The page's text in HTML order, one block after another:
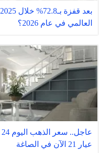
العالمي في عام 2026؟
عيار 21 الآن في الصاغة